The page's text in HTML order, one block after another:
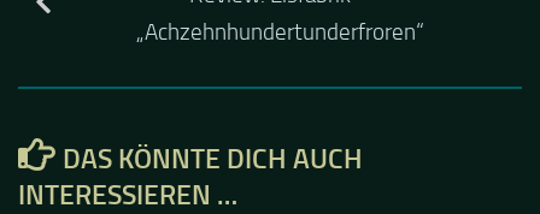
„Achzehnhundertunderfroren“
DAS KÖNNTE DICH AUCH
INTERESSIEREN …